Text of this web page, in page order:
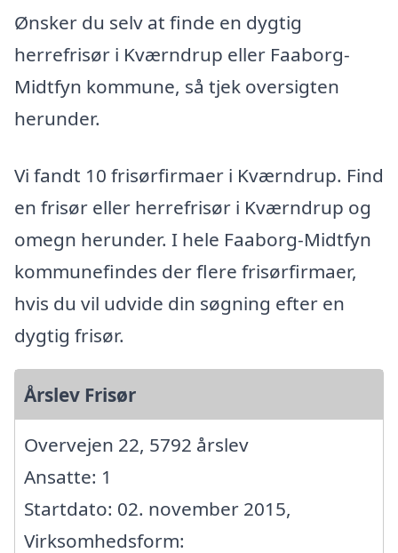
Ønsker du selv at finde en dygtig
herrefrisør i Kværndrup eller Faaborg-
Midtfyn kommune, så tjek oversigten
herunder.
Vi fandt 10 frisørfirmaer i Kværndrup. Find
en frisør eller herrefrisør i Kværndrup og
omegn herunder. I hele Faaborg-Midtfyn
kommunefindes der flere frisørfirmaer,
hvis du vil udvide din søgning efter en
dygtig frisør.
Årslev Frisør
Overvejen 22, 5792 årslev
Ansatte: 1
Startdato: 02. november 2015,
Virksomhedsform: